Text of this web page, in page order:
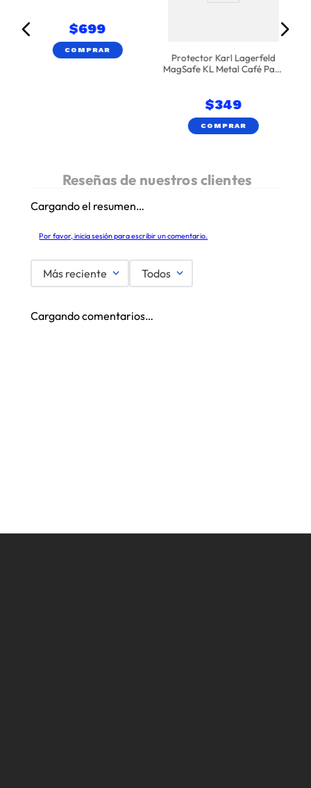
$699
COMPRAR
Protector Karl Lagerfeld
MagSafe KL Metal Café Para
$349
COMPRAR
Cargando el resumen…
Por favor, inicia sesión para escribir un comentario.
Más reciente Todos
Cargando comentarios…